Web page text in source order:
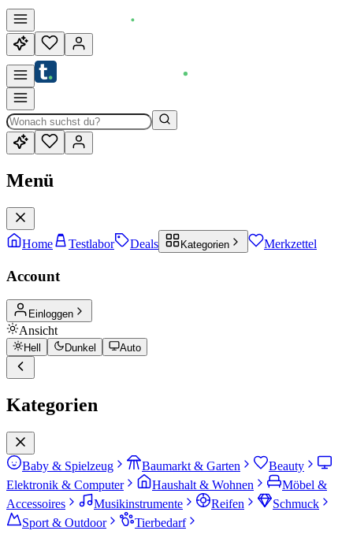
Menü
Home Testlabor Deals Kategorien Merkzettel
Account
Einloggen
Ansicht
Hell Dunkel Auto
Kategorien
Baby & Spielzeug Baumarkt & Garten
Beauty
Elektronik & Computer
Haushalt & Wohnen
Möbel &
Accessoires
Musikinstrumente Reifen
Schmuck
Sport & Outdoor
Tierbedarf